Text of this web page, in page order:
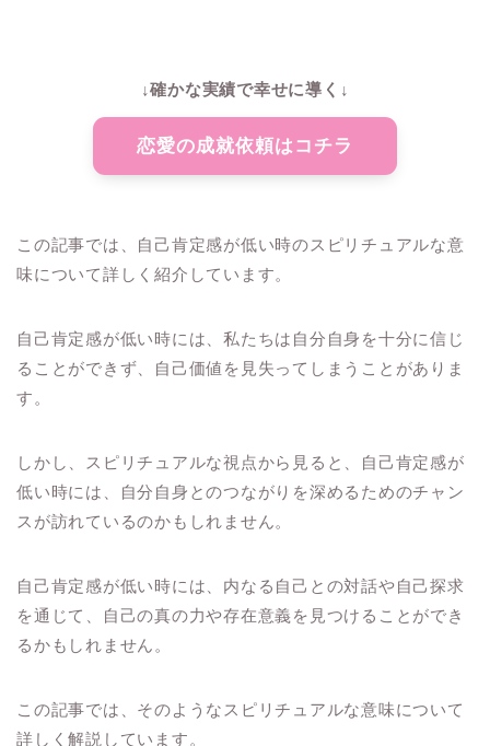
↓確かな実績で幸せに導く↓
恋愛の成就依頼はコチラ
この記事では、自己肯定感が低い時のスピリチュアルな意
味について詳しく紹介しています。
自己肯定感が低い時には、私たちは自分自身を十分に信じ
ることができず、自己価値を見失ってしまうことがありま
す。
しかし、スピリチュアルな視点から見ると、自己肯定感が
低い時には、自分自身とのつながりを深めるためのチャン
スが訪れているのかもしれません。
自己肯定感が低い時には、内なる自己との対話や自己探求
を通じて、自己の真の力や存在意義を見つけることができ
るかもしれません。
この記事では、そのようなスピリチュアルな意味について
詳しく解説しています。